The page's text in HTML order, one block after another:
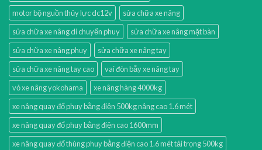
motor bộ nguồn thủy lực dc12v
sửa chữa xe nâng
sửa chữa xe nâng di chuyển phuy
sửa chữa xe nâng mặt bàn
sửa chữa xe nâng phuy
sửa chữa xe nâng tay
sửa chữa xe nâng tay cao
vai đòn bẫy xe nâng tay
vỏ xe nâng yokohama
xe nâng hàng 4000kg
xe nâng quay đổ phuy bằng điện 500kg nâng cao 1.6 mét
xe nâng quay đổ phuy bằng điện cao 1600mm
xe nâng quay đổ thùng phuy bằng điện cao 1.6 mét tải trọng 500kg